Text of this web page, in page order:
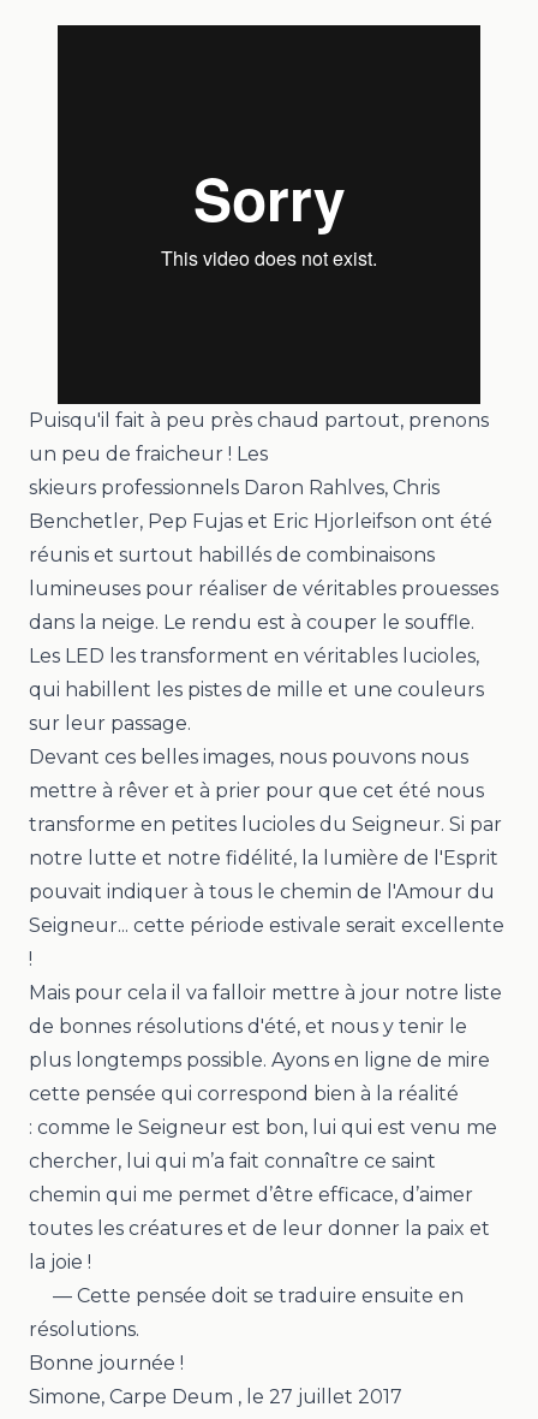
Puisqu'il fait à peu près chaud partout, prenons
un peu de fraicheur ! Les
skieurs professionnels Daron Rahlves, Chris
Benchetler, Pep Fujas et Eric Hjorleifson ont été
réunis et surtout habillés de combinaisons
lumineuses pour réaliser de véritables prouesses
dans la neige. Le rendu est à couper le souffle.
Les LED les transforment en véritables lucioles,
qui habillent les pistes de mille et une couleurs
sur leur passage.
Devant ces belles images, nous pouvons nous
mettre à rêver et à prier pour que cet été nous
transforme en petites lucioles du Seigneur. Si par
notre lutte et notre fidélité, la lumière de l'Esprit
pouvait indiquer à tous le chemin de l'Amour du
Seigneur... cette période estivale serait excellente
!
Mais pour cela il va falloir mettre à jour notre liste
de bonnes résolutions d'été, et nous y tenir le
plus longtemps possible. Ayons en ligne de mire
cette pensée qui correspond bien à la réalité
: comme le Seigneur est bon, lui qui est venu me
chercher, lui qui m’a fait connaître ce saint
chemin qui me permet d’être efficace, d’aimer
toutes les créatures et de leur donner la paix et
la joie !
— Cette pensée doit se traduire ensuite en
résolutions.
Bonne journée !
Simone, Carpe Deum , le 27 juillet 2017